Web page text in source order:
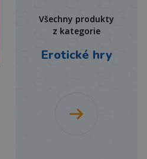
Všechny produkty
z kategorie
Erotické hry